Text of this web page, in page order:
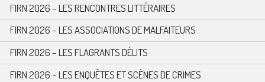
FIRN 2026 – LES RENCONTRES LITTÉRAIRES
FIRN 2026 – LES ASSOCIATIONS DE MALFAITEURS
FIRN 2026 – LES FLAGRANTS DÉLITS
FIRN 2026 – LES ENQUÊTES ET SCÈNES DE CRIMES